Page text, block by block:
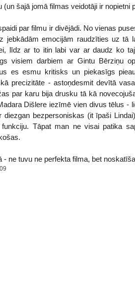
(un šajā jomā filmas veidotāji ir
par filmu ir divējādi. No vienas
jebkādām emocijām raudzīties uz tā
līdz ar to itin labi var ar daudz ko
visiem darbiem ar Gintu Bērziņu
es esmu kritisks un piekasīgs
precizitāte - astoņdesmit devītā
par karu bija drusku tā kā
Dišlere iezīmē vien divus tēlus -
diezgan bezpersoniskas (it īpaši
funkciju. Tāpat man ne visai patika
- ne tuvu ne perfekta filma, bet